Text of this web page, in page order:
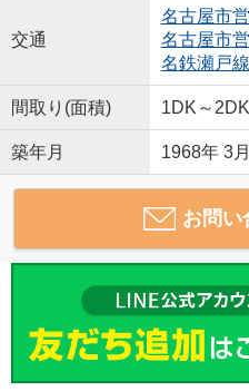
交通
名古屋市
名古屋市
名鉄瀬戸線
間取り(面積) 1DK～
築年月 1968年 3
お問い